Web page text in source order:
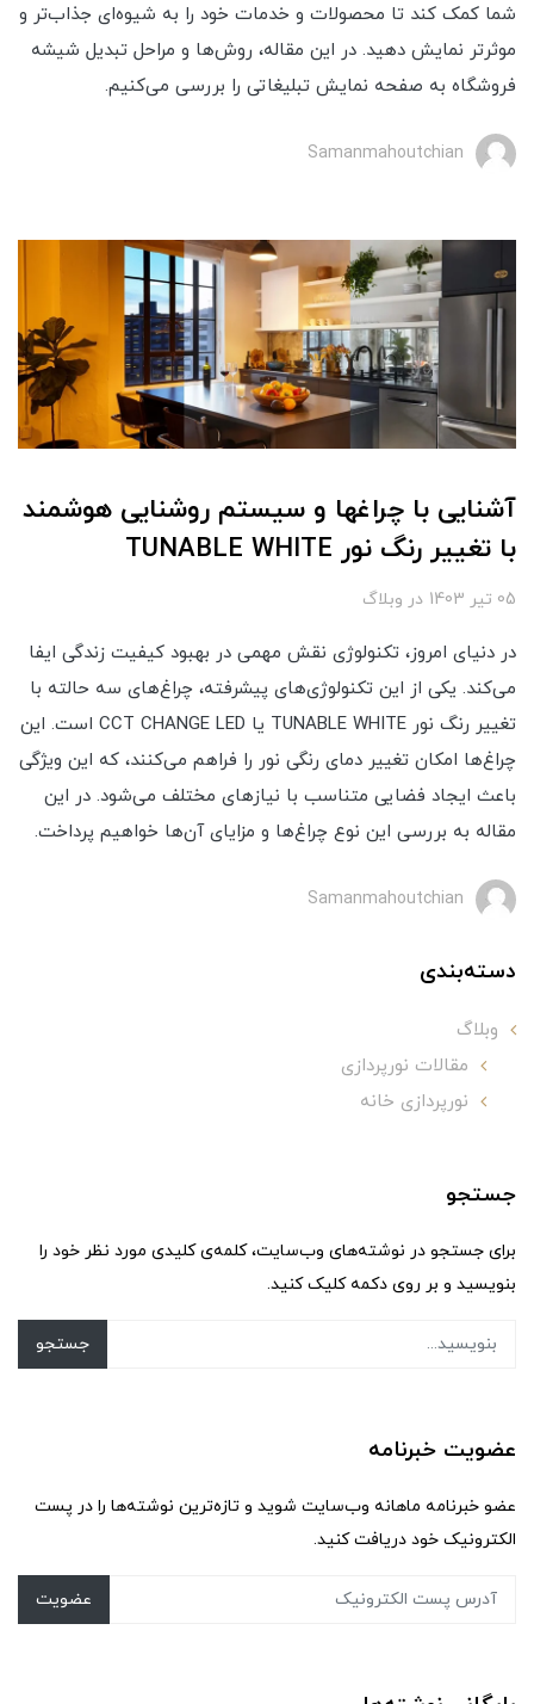
شما کمک کند تا محصولات و خدمات خود را به شیوه‌ای جذاب‌تر و
موثرتر نمایش دهید. در این مقاله، روش‌ها و مراحل تبدیل شیشه
فروشگاه به صفحه نمایش تبلیغاتی را بررسی می‌کنیم.
Samanmahoutchian
آشنایی با چراغها و سیستم روشنایی هوشمند
با تغییر رنگ نور TUNABLE WHITE
05 تير 1403 در وبلاگ
در دنیای امروز، تکنولوژی نقش مهمی در بهبود کیفیت زندگی ایفا
می‌کند. یکی از این تکنولوژی‌های پیشرفته، چراغ‌های سه حالته با
تغییر رنگ نور TUNABLE WHITE یا CCT CHANGE LED است. این
چراغ‌ها امکان تغییر دمای رنگی نور را فراهم می‌کنند، که این ویژگی
باعث ایجاد فضایی متناسب با نیازهای مختلف می‌شود. در این
مقاله به بررسی این نوع چراغ‌ها و مزایای آن‌ها خواهیم پرداخت.
Samanmahoutchian
دسته‌بندی
وبلاگ
مقالات نورپردازی
نورپردازی خانه
جستجو
برای جستجو در نوشته‌های وب‌سایت، کلمه‌ی کلیدی مورد نظر خود را
بنویسید و بر روی دکمه کلیک کنید.
جستجو
عضویت خبرنامه
عضو خبرنامه ماهانه وب‌سایت شوید و تازه‌ترین نوشته‌ها را در پست
الکترونیک خود دریافت کنید.
عضویت